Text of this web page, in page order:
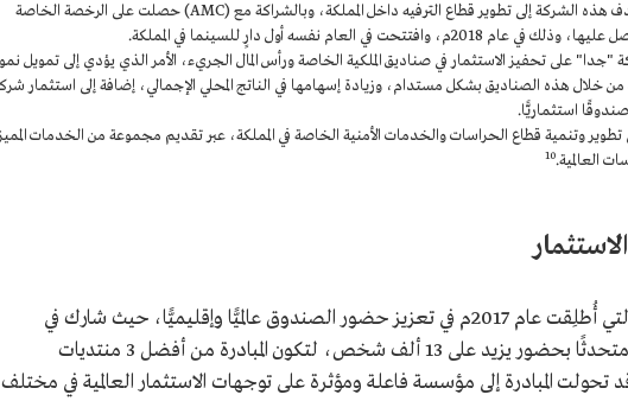
شركة مشاريع الترفيه السعودية: تهدف هذه الشركة إلى تطوير قطاع الترفيه داخل المملكة، وبالشراكة مع (AMC) حصلت على الرخصة الخاصة
في العام نفسه أول دارٍ للسينما في المملكة.
على تحفيز الاستثمار في صناديق الملكية الخاصة ورأس المال الجريء، الأمر الذي يؤدي إلى تمويل نمو
من خلال هذه الصناديق بشكل مستدام، وزيادة إسهامها في الناتج المحلي الإجمالي، إضافة إلى استثمار
وتنمية قطاع الحراسات والخدمات الأمنية الخاصة في المملكة، عبر تقديم مجموعة من الخدمات
العالمية.10
التي أُطلِقت عام 2017م في تعزيز حضور الصندوق عالميًّا وإقليميًّا، حيث شارك في
نُسخها الثلاث الأولى أكثر من 550 متحدثًا بحضور يزيد على 13 ألف شخص، لتكون المبادرة من أفضل 3 منتديات
المبادرة إلى مؤسسة فاعلة ومؤثرة على توجهات الاستثمار العالمية في مختلف